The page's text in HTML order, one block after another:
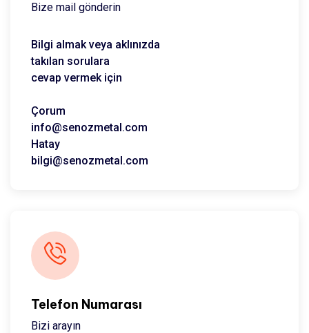
Bize mail gönderin
Bilgi almak veya aklınızda
takılan sorulara
cevap vermek için
Çorum
info@senozmetal.com
Hatay
bilgi@senozmetal.com
Telefon Numarası
Bizi arayın